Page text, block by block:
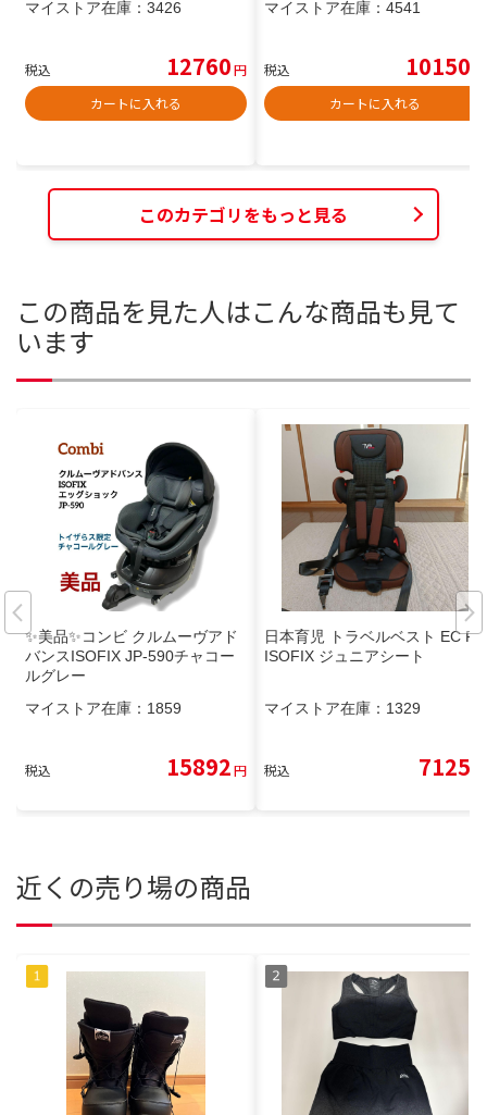
マイストア在庫： 3426
税込 12760円
カートに入れる
マイストア在庫： 4541
税込 10150
カートに入れる
このカテゴリをもっと見る
この商品を見た人はこんな商品も見て
います
✨美品✨コンビ クルムーヴアド
バンスISOFIX JP-590チャコー
ルグレー
マイストア在庫： 1859
税込 15892円
日本育児 トラベルベスト EC Fix
ISOFIX ジュニアシート
マイストア在庫： 1329
税込 7125
近くの売り場の商品